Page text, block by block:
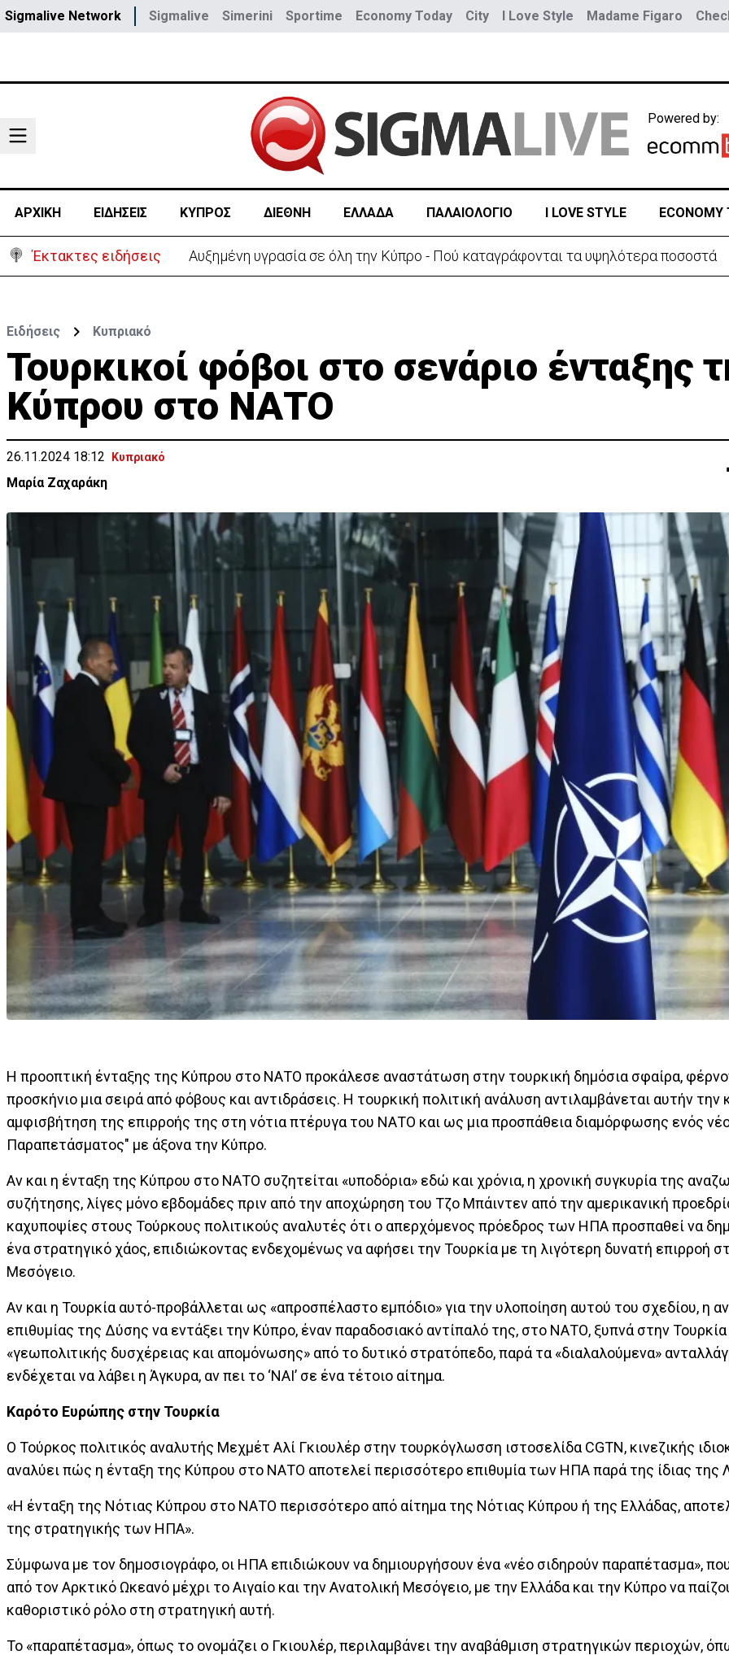
Sigmalive Network Sigmalive Simerini Sportime Economy Today City I Love Style Madame Figaro
Powered by:
ΑΡΧΙΚΗ ΕΙΔΗΣΕΙΣ ΚΥΠΡΟΣ ΔΙΕΘΝΗ ΕΛΛΑΔΑ ΠΑΛΑΙΟΛΟΓΙΟ I LOVE STYLE ECONOMY
Έκτακτες ειδήσεις Αυξημένη υγρασία σε όλη την Κύπρο - Πού καταγράφονται τα υψηλότερα ποσοστά
Ειδήσεις Κυπριακό
Τουρκικοί φόβοι στο σενάριο ένταξης
Κύπρου στο ΝΑΤΟ
26.11.2024 18:12 Κυπριακό
Μαρία Ζαχαράκη
Η προοπτική ένταξης της Κύπρου στο ΝΑΤΟ προκάλεσε αναστάτωση στην τουρκική δημόσια σφαίρα,
προσκήνιο μια σειρά από φόβους και αντιδράσεις. Η τουρκική πολιτική ανάλυση αντιλαμβάνεται αυτήν την
αμφισβήτηση της επιρροής της στη νότια πτέρυγα του ΝΑΤΟ και ως μια προσπάθεια διαμόρφωσης ενός
Παραπετάσματος" με άξονα την Κύπρο.
Αν και η ένταξη της Κύπρου στο ΝΑΤΟ συζητείται «υποδόρια» εδώ και χρόνια, η χρονική συγκυρία της
συζήτησης, λίγες μόνο εβδομάδες πριν από την αποχώρηση του Τζο Μπάιντεν από την αμερικανική
καχυποψίες στους Τούρκους πολιτικούς αναλυτές ότι ο απερχόμενος πρόεδρος των ΗΠΑ προσπαθεί να
ένα στρατηγικό χάος, επιδιώκοντας ενδεχομένως να αφήσει την Τουρκία με τη λιγότερη δυνατή επιρροή
Μεσόγειο.
Αν και η Τουρκία αυτό-προβάλλεται ως «απροσπέλαστο εμπόδιο» για την υλοποίηση αυτού του σχεδίου, η
επιθυμίας της Δύσης να εντάξει την Κύπρο, έναν παραδοσιακό αντίπαλό της, στο ΝΑΤΟ, ξυπνά στην
«γεωπολιτικής δυσχέρειας και απομόνωσης» από το δυτικό στρατόπεδο, παρά τα «διαλαλούμενα»
ενδέχεται να λάβει η Άγκυρα, αν πει το ‘ΝΑΙ’ σε ένα τέτοιο αίτημα.
Καρότο Ευρώπης στην Τουρκία
Ο Τούρκος πολιτικός αναλυτής Μεχμέτ Αλί Γκιουλέρ στην τουρκόγλωσση ιστοσελίδα CGTN, κινεζικής
αναλύει πώς η ένταξη της Κύπρου στο ΝΑΤΟ αποτελεί περισσότερο επιθυμία των ΗΠΑ παρά της ίδιας της
«Η ένταξη της Νότιας Κύπρου στο ΝΑΤΟ περισσότερο από αίτημα της Νότιας Κύπρου ή της Ελλάδας,
της στρατηγικής των ΗΠΑ».
Σύμφωνα με τον δημοσιογράφο, οι ΗΠΑ επιδιώκουν να δημιουργήσουν ένα «νέο σιδηρούν παραπέτασμα»,
από τον Αρκτικό Ωκεανό μέχρι το Αιγαίο και την Ανατολική Μεσόγειο, με την Ελλάδα και την Κύπρο να
καθοριστικό ρόλο στη στρατηγική αυτή.
Το «παραπέτασμα», όπως το ονομάζει ο Γκιουλέρ, περιλαμβάνει την αναβάθμιση στρατηγικών περιοχών,